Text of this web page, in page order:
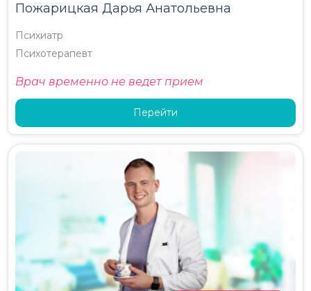
Пожарицкая Дарья Анатольевна
Психиатр
Психотерапевт
Врач временно не ведет прием
Перейти